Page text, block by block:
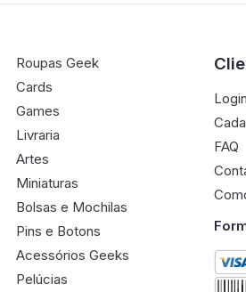
Roupas Geek
Cards
Games
Livraria
Artes
Miniaturas
Bolsas e Mochilas
Pins e Botons
Acessórios Geeks
Pelúcias
Login
FAQ